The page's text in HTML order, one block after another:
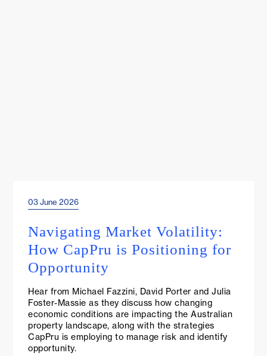
Events & Webinars
03 June 2026
Navigating Market Volatility:
How CapPru is Positioning for
Opportunity
Hear from Michael Fazzini, David Porter and Julia
Foster-Massie as they discuss how changing
economic conditions are impacting the Australian
property landscape, along with the strategies
CapPru is employing to manage risk and identify
opportunity.